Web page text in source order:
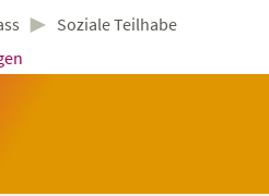
► Soziale Teilhabe